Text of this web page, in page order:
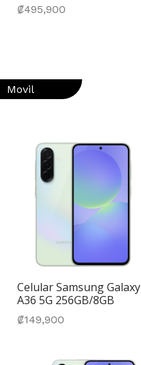
₡495,900
Movil
Celular Samsung Galaxy
A36 5G 256GB/8GB
₡149,900